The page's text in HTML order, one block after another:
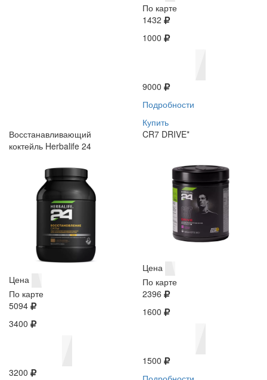
По карте
1432
1000
9000
Подробности
Купить
Восстанавливающий
коктейль Herbalife 24
Цена
По карте
5094
3400
3200
CR7 DRIVE*
Цена
По карте
2396
1600
1500